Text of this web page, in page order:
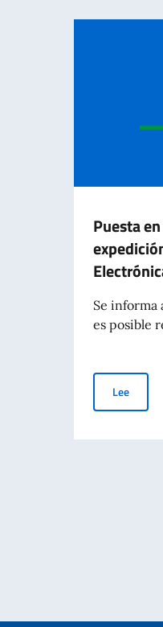
Puesta
Se informa
es posible
Lee